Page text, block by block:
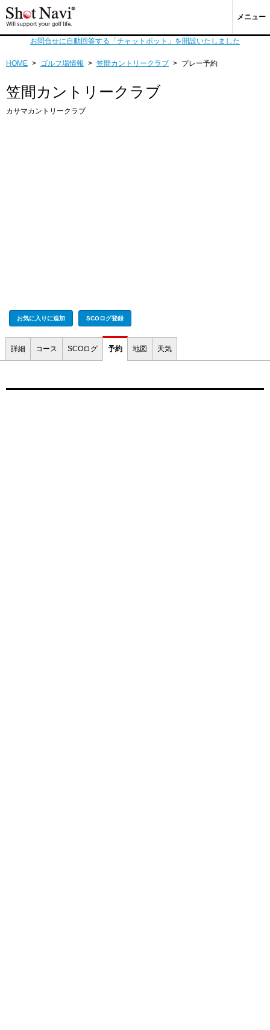
メニュー
お問合せに自動回答する「チャットボット」を開設いたしました
HOME > ゴルフ場情報 > 笠間カントリークラブ > プレー予約
笠間カントリークラブ
カサマカントリークラブ
お気に入りに追加 SCOログ登録
詳細 コース SCOログ 予約 地図 天気